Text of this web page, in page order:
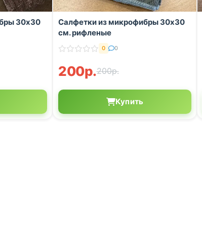
30x30
Салфетки из микрофибры 30x30
см. рифленые
0 0
200р.200р.
Купить